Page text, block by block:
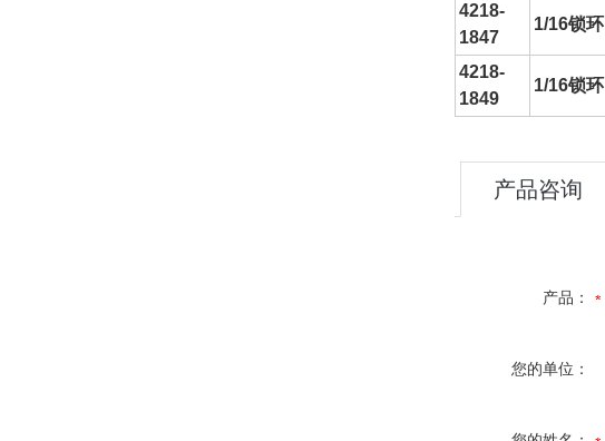
4218-
1847
1/16锁环
4218-
1849
1/16锁环
产品咨询
产品：
您的单位：